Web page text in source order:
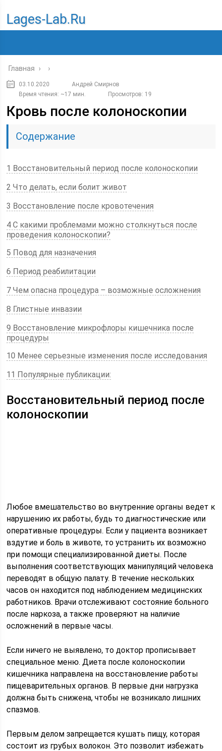
Lages-Lab.ru
Главная › ›
03.10.2020
Андрей Смирнов
Время чтения: ~17 мин.
Просмотров: 19
Кровь после колоноскопии
Содержание
1 Восстановительный период после колоноскопии
2 Что делать, если болит живот
3 Восстановление после кровотечения
4 С какими проблемами можно столкнуться после
проведения колоноскопии?
5 Повод для назначения
6 Период реабилитации
7 Чем опасна процедура – возможные осложнения
8 Глистные инвазии
9 Восстановление микрофлоры кишечника после
процедуры
10 Менее серьезные изменения после исследования
11 Популярные публикации:
Восстановительный период после
колоноскопии
Любое вмешательство во внутренние органы ведет к
нарушению их работы, будь то диагностические или
оперативные процедуры. Если у пациента возникает
вздутие и боль в животе, то устранить их возможно
при помощи специализированной диеты. После
выполнения соответствующих манипуляций человека
переводят в общую палату. В течение нескольких
часов он находится под наблюдением медицинских
работников. Врачи отслеживают состояние больного
после наркоза, а также проверяют на наличие
осложнений в первые часы.
Если ничего не выявлено, то доктор прописывает
специальное меню. Диета после колоноскопии
кишечника направлена на восстановление работы
пищеварительных органов. В первые дни нагрузка
должна быть снижена, чтобы не возникало лишних
спазмов.
Первым делом запрещается кушать пищу, которая
состоит из грубых волокон. Это позволит избежать